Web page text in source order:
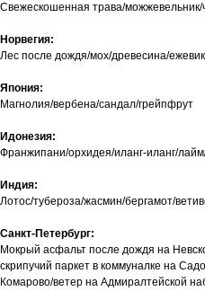
Свежескошенная трава/можжевельник/
Норвегия:
Лес после дождя/мох/древесина/
Япония:
Магнолия/вербена/сандал/грейпфрут
Идонезия:
Франжипани/орхидея/иланг-иланг/
Индия:
Лотос/тубероза/жасмин/бергамот/
Санкт-Петербург:
Мокрый асфальт после дождя на
скрипучий паркет в коммуналке на
Комарово/ветер на Адмиралтейской